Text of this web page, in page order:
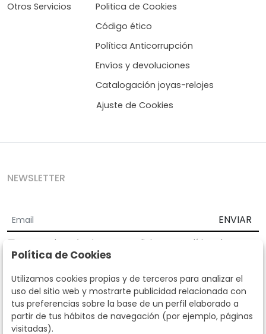
Otros Servicios
Politica de Cookies
Código ético
Política Anticorrupción
Envíos y devoluciones
Catalogación joyas-relojes
Ajuste de Cookies
NEWSLETTER
ENVIAR
Acepto los Términos y Condiciones
Política de
privacidad
Según la LOPD y disposiciones de desarrollo, informamos que sus
datos personales serán tratados por parte de Subastas Segre con la
finalidad de gestionar la relación comercial. Puede ejercitar los
derechos de acceso, rectificación, cancelación, oposición y demás
derechos en los términos establecidos en la normativa vigente
dirigiéndote a nosotros. Asimismo, nos puede solicitar el envío de
Política de Cookies
Utilizamos cookies propias y de terceros para analizar el
uso del sitio web y mostrarte publicidad relacionada con
tus preferencias sobre la base de un perfil elaborado a
partir de tus hábitos de navegación (por ejemplo, páginas
visitadas).